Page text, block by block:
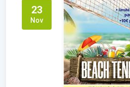
23
Nov